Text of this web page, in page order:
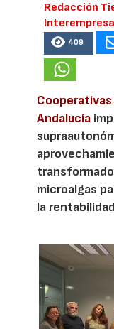
Redacción
409
Andalucía
microalgas
la